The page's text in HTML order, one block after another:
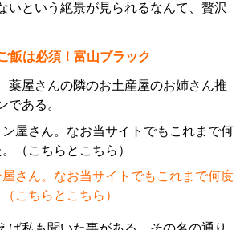
いという絶景が見られるなんて、贅沢
飯は必須！富山ブラック
薬屋さんの隣のお土産屋のお姉さん推
である。
さん。なお当サイトでもこれまで何度
こちら と こちら ）